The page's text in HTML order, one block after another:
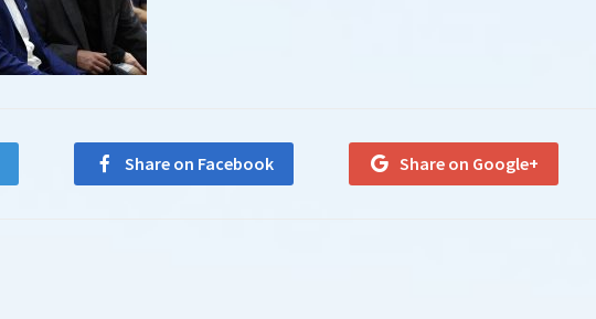
Share on Facebook Share on Google+